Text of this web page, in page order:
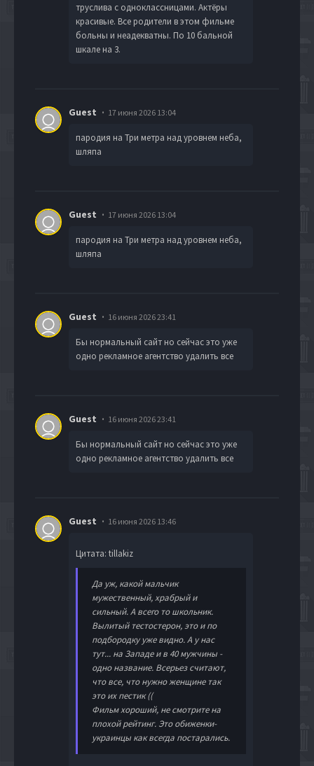
труслива с одноклассницами. Актёры
красивые. Все родители в этом фильме
больны и неадекватны. По 10 бальной
шкале на 3.
Guest 17 июня 2026 13:04
пародия на Три метра над уровнем неба,
шляпа
Guest 17 июня 2026 13:04
пародия на Три метра над уровнем неба,
шляпа
Guest 16 июня 2026 23:41
Бы нормальный сайт но сейчас это уже
одно рекламное агентство удалить все
Guest 16 июня 2026 23:41
Бы нормальный сайт но сейчас это уже
одно рекламное агентство удалить все
Guest 16 июня 2026 13:46
Цитата: tillakiz
Да уж, какой мальчик
мужественный, храбрый и
сильный. А всего то школьник.
Вылитый тестостерон, это и по
подбородку уже видно. А у нас
тут... на Западе и в 40 мужчины -
одно название. Всерьез считают,
что все, что нужно женщине так
это их пестик ((
Фильм хороший, не смотрите на
плохой рейтинг. Это обиженки-
украинцы как всегда постарались.